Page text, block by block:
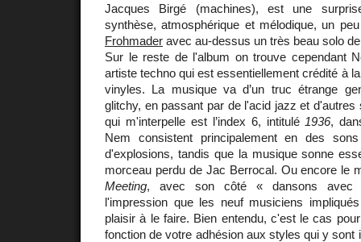
Jacques Birgé (machines), est une
synthèse, atmosphérique et mélodique, un
Frohmader avec au-dessus un très beau solo
Sur le reste de l'album on trouve cependant
artiste techno qui est essentiellement crédité à
vinyles. La musique va d’un truc étrange
glitchy, en passant par de l'acid jazz et
qui m'interpelle est l’index 6, intitulé 1936,
Nem consistent principalement en des
d'explosions, tandis que la musique sonne
morceau perdu de Jac Berrocal. Ou encore le
Meeting, avec son côté « dansons avec
l'impression que les neuf musiciens
plaisir à le faire. Bien entendu, c'est le cas
fonction de votre adhésion aux styles qui y